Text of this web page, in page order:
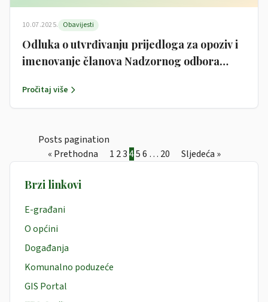
10.07.2025. Obavijesti
Odluka o utvrđivanju prijedloga za opoziv i
imenovanje članova Nadzornog odbora
Pročitaj više
Posts pagination
« Prethodna
1 23456 … 20 Sljedeća »
Brzi linkovi
E-građani
O općini
Događanja
Komunalno poduzeće
GIS Portal